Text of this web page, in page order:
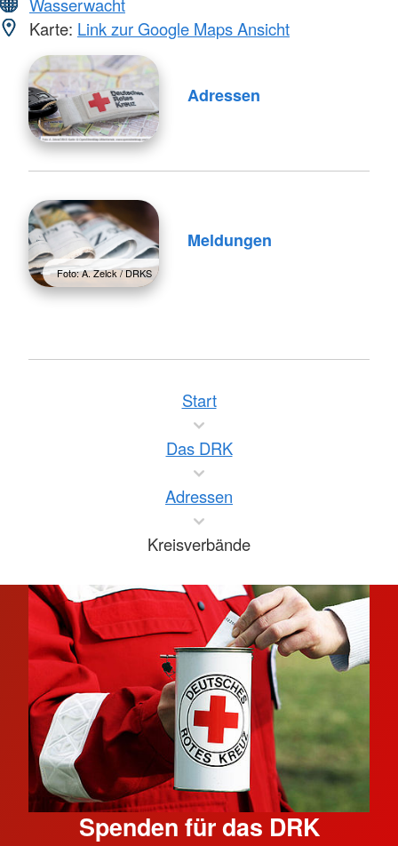
Wasserwacht
Karte: Link zur Google Maps Ansicht
Adressen
Foto: A. Zelck / DRKS
Meldungen
Start
Das DRK
Adressen
Kreisverbände
Spenden für das DRK